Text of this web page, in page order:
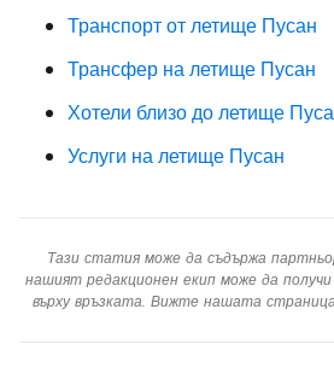
Транспорт от летище Пусан
Трансфер на летище Пусан
Хотели близо до летище
Услуги на летище Пусан
Тази статия може да съдържа
нашият редакционен екип може да
върху връзката. Вижте нашата